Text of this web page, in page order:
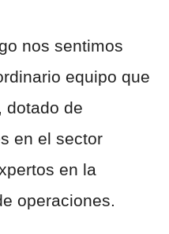
nos sentimos
equipo que
dotado de
en el sector
en la
operaciones.